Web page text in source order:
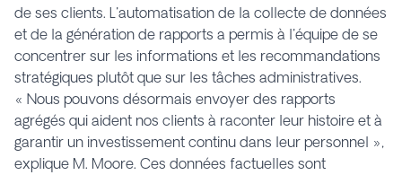
de ses clients. L'automatisation de la collecte de données
et de la génération de rapports a permis à l'équipe de se
concentrer sur les informations et les recommandations
stratégiques plutôt que sur les tâches administratives.
« Nous pouvons désormais envoyer des rapports
agrégés qui aident nos clients à raconter leur histoire et à
garantir un investissement continu dans leur personnel »,
explique M. Moore. Ces données factuelles sont